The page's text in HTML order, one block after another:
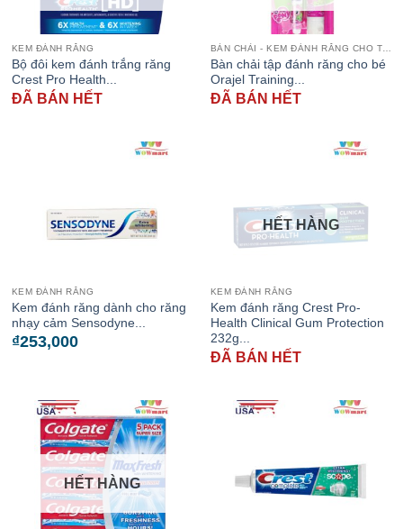
KEM ĐÁNH RĂNG
Bộ đôi kem đánh trắng răng
Crest Pro Health...
ĐÃ BÁN HẾT
Bàn chải tập đánh răng cho bé
Orajel Training...
ĐÃ BÁN HẾT
KEM ĐÁNH RĂNG
Kem đánh răng dành cho răng
nhạy cảm Sensodyne...
₫253,000
HẾT HÀNG
KEM ĐÁNH RĂNG
Kem đánh răng Crest Pro-
Health Clinical Gum Protection
232g...
ĐÃ BÁN HẾT
HẾT HÀNG